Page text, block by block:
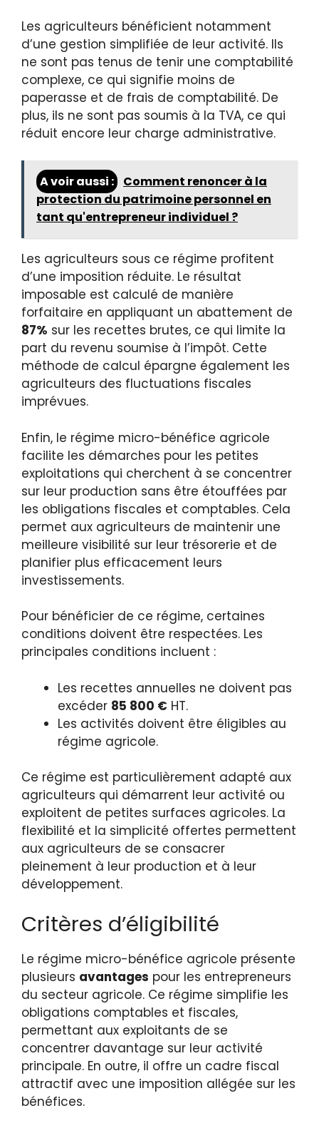
Les agriculteurs bénéficient notamment
d’une gestion simplifiée de leur activité. Ils
ne sont pas tenus de tenir une comptabilité
complexe, ce qui signifie moins de
paperasse et de frais de comptabilité. De
plus, ils ne sont pas soumis à la TVA, ce qui
réduit encore leur charge administrative.
A voir aussi :
Comment renoncer à la
protection du patrimoine personnel en
tant qu'entrepreneur individuel ?
Les agriculteurs sous ce régime profitent
d’une imposition réduite. Le résultat
imposable est calculé de manière
forfaitaire en appliquant un abattement de
87% sur les recettes brutes, ce qui limite la
part du revenu soumise à l’impôt. Cette
méthode de calcul épargne également les
agriculteurs des fluctuations fiscales
imprévues.
Enfin, le régime micro-bénéfice agricole
facilite les démarches pour les petites
exploitations qui cherchent à se concentrer
sur leur production sans être étouffées par
les obligations fiscales et comptables. Cela
permet aux agriculteurs de maintenir une
meilleure visibilité sur leur trésorerie et de
planifier plus efficacement leurs
investissements.
Pour bénéficier de ce régime, certaines
conditions doivent être respectées. Les
principales conditions incluent :
Les recettes annuelles ne doivent pas
excéder 85 800 € HT.
Les activités doivent être éligibles au
régime agricole.
Ce régime est particulièrement adapté aux
agriculteurs qui démarrent leur activité ou
exploitent de petites surfaces agricoles. La
flexibilité et la simplicité offertes permettent
aux agriculteurs de se consacrer
pleinement à leur production et à leur
développement.
Critères d’éligibilité
Le régime micro-bénéfice agricole présente
plusieurs avantages pour les entrepreneurs
du secteur agricole. Ce régime simplifie les
obligations comptables et fiscales,
permettant aux exploitants de se
concentrer davantage sur leur activité
principale. En outre, il offre un cadre fiscal
attractif avec une imposition allégée sur les
bénéfices.